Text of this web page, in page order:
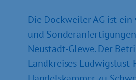
Die Dockweiler AG ist
und
Neustadt-Glewe. Der
Landkreises